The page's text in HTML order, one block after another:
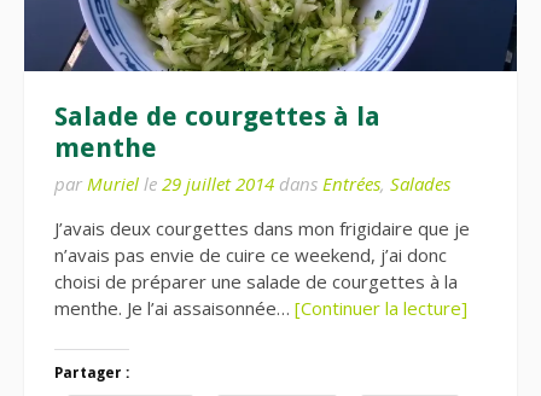
Salade de courgettes à la
menthe
par Muriel le 29 juillet 2014 dans Entrées, Salades
J’avais deux courgettes dans mon frigidaire que je
n’avais pas envie de cuire ce weekend, j’ai donc
choisi de préparer une salade de courgettes à la
menthe. Je l’ai assaisonnée… [Continuer la lecture]
Partager :